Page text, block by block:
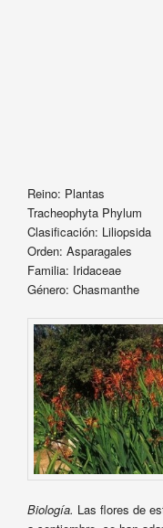
Reino: Plantas
Tracheophyta Phylum
Clasificación: Liliopsida
Orden: Asparagales
Familia: Iridaceae
Género: Chasmanthe
Biología. Las flores de